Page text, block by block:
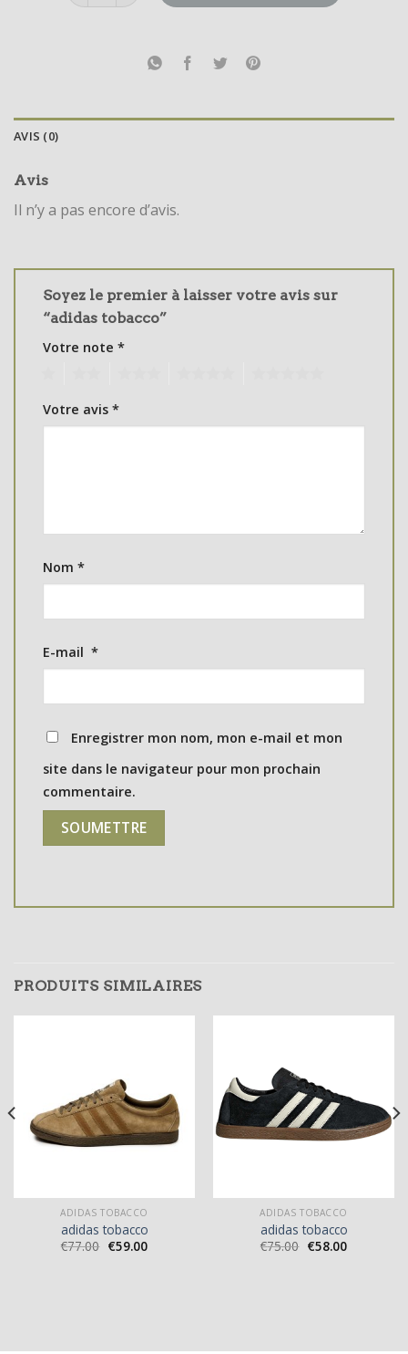
AVIS (0)
Avis
Il n’y a pas encore d’avis.
Soyez le premier à laisser votre avis sur
“adidas tobacco”
Votre note *
Votre avis *
Nom *
E-mail *
Enregistrer mon nom, mon e-mail et mon
site dans le navigateur pour mon prochain
commentaire.
PRODUITS SIMILAIRES
ADIDAS TOBACCO
adidas tobacco
€77.00 €59.00
ADIDAS TOBACCO
adidas tobacco
€75.00 €58.00